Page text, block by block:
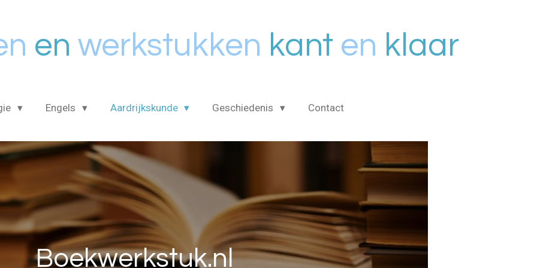
en werkstukken kant en klaar
Engels Aardrijkskunde Geschiedenis Contact
Boekwerkstuk.nl